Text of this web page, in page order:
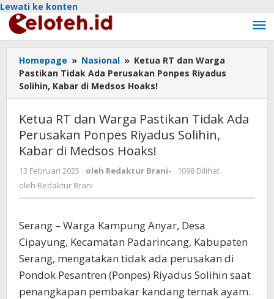
Lewati ke konten
Homepage » Nasional » Ketua RT dan Warga
Pastikan Tidak Ada Perusakan Ponpes Riyadus
Solihin, Kabar di Medsos Hoaks!
Ketua RT dan Warga Pastikan Tidak Ada
Perusakan Ponpes Riyadus Solihin,
Kabar di Medsos Hoaks!
13 Februari 2025 oleh Redaktur Brani-
1098 Dilihat
oleh Redaktur Brani
Serang – Warga Kampung Anyar, Desa
Cipayung, Kecamatan Padarincang, Kabupaten
Serang, mengatakan tidak ada perusakan di
Pondok Pesantren (Ponpes) Riyadus Solihin saat
penangkapan pembakar kandang ternak ayam.